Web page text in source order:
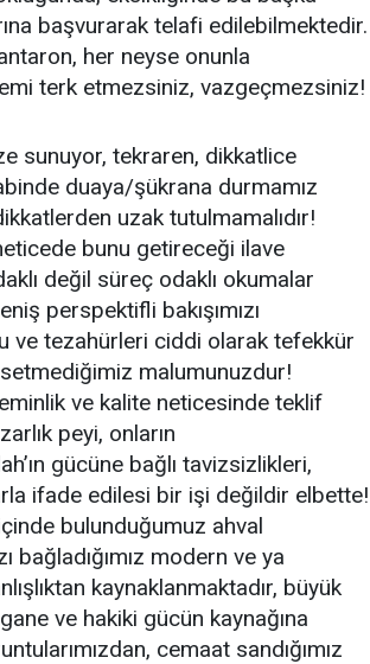
başvurarak telafi edilebilmektedir.
her neyse onunla
terk etmezsiniz, vazgeçmezsiniz!
sunuyor, tekraren, dikkatlice
duaya/şükrana durmamız
uzak tutulmamalıdır!
bunu getireceği ilave
değil süreç odaklı okumalar
perspektifli bakışımızı
ve tezahürleri ciddi olarak tefekkür
malumunuzdur!
ve kalite neticesinde teklif
peyi, onların
gücüne bağlı tavizsizlikleri,
ifade edilesi bir işi değildir elbette!
bulunduğumuz ahval
bağladığımız modern ve ya
kaynaklanmaktadır, büyük
ve hakiki gücün kaynağına
cemaat sandığımız